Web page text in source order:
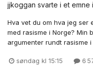
jjkoggan svarte i et emne i
Hva vet du om hva jeg ser
med rasisme i Norge? Min
argumenter rundt rasisme
søndag kl 15:15 6